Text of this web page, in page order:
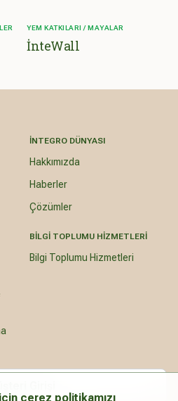
YEM KATKILARI / MAYALAR
İnteWall
İNTEGRO DÜNYASI
Hakkımızda
Haberler
Çözümler
BILGI TOPLUMU HIZMETLERI
Bilgi Toplumu Hizmetleri
çerez politikamızı